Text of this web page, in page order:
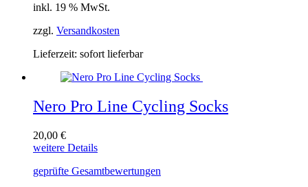
inkl. 19 % MwSt.
zzgl. Versandkosten
Lieferzeit: sofort lieferbar
Nero Pro Line Cycling Socks
20,00 €
weitere DetailsDieses
weist
geprüfte Gesamtbewertungen